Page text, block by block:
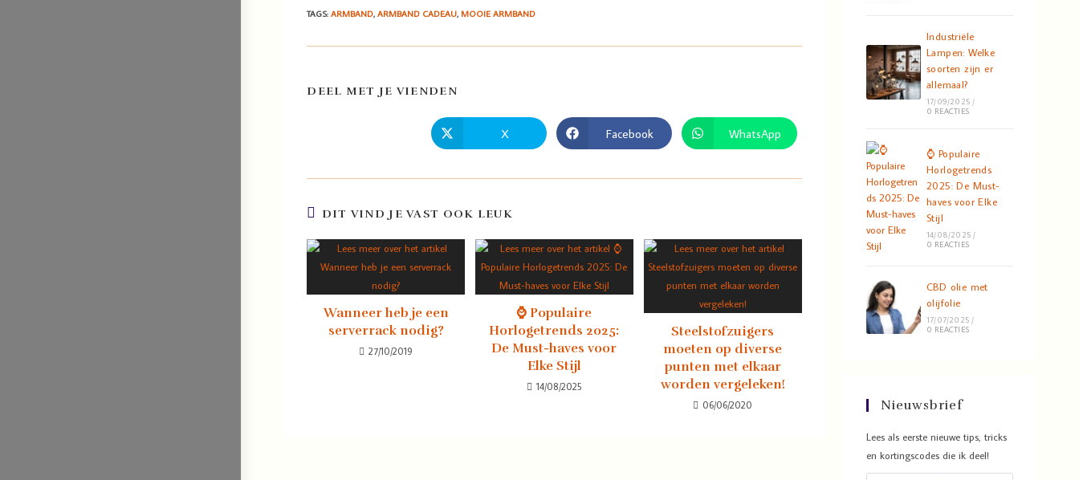
TAGS:ARMBAND, ARMBAND CADEAU, MOOIE ARMBAND
DEEL MET JE VIENDEN
X Facebook WhatsApp
DIT VIND JE VAST OOK LEUK
Wanneer heb je een
serverrack nodig?
27/10/2019
⌚ Populaire
Horlogetrends 2025:
De Must-haves voor
Elke Stijl
14/08/2025
Steelstofzuigers
moeten op diverse
punten met elkaar
worden vergeleken!
06/06/2020
Industriële
Lampen: Welke
soorten zijn er
allemaal?
17/09/2025 /
0 REACTIES
⌚ Populaire
Horlogetrends
2025: De Must-
haves voor Elke
Stijl
14/08/2025 /
0 REACTIES
CBD olie met
olijfolie
17/07/2025 /
0 REACTIES
Nieuwsbrief
Lees als eerste nieuwe tips, tricks
en kortingscodes die ik deel!